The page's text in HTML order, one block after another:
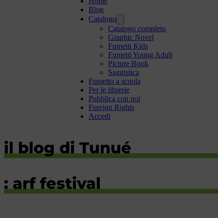
Blog
Catalogo
Catalogo completo
Graphic Novel
Fumetti Kids
Fumetti Young Adult
Picture Book
Saggistica
Fumetto a scuola
Per le librerie
Pubblica con noi
Foreign Rights
Accedi
il blog di Tunué
: arf festival